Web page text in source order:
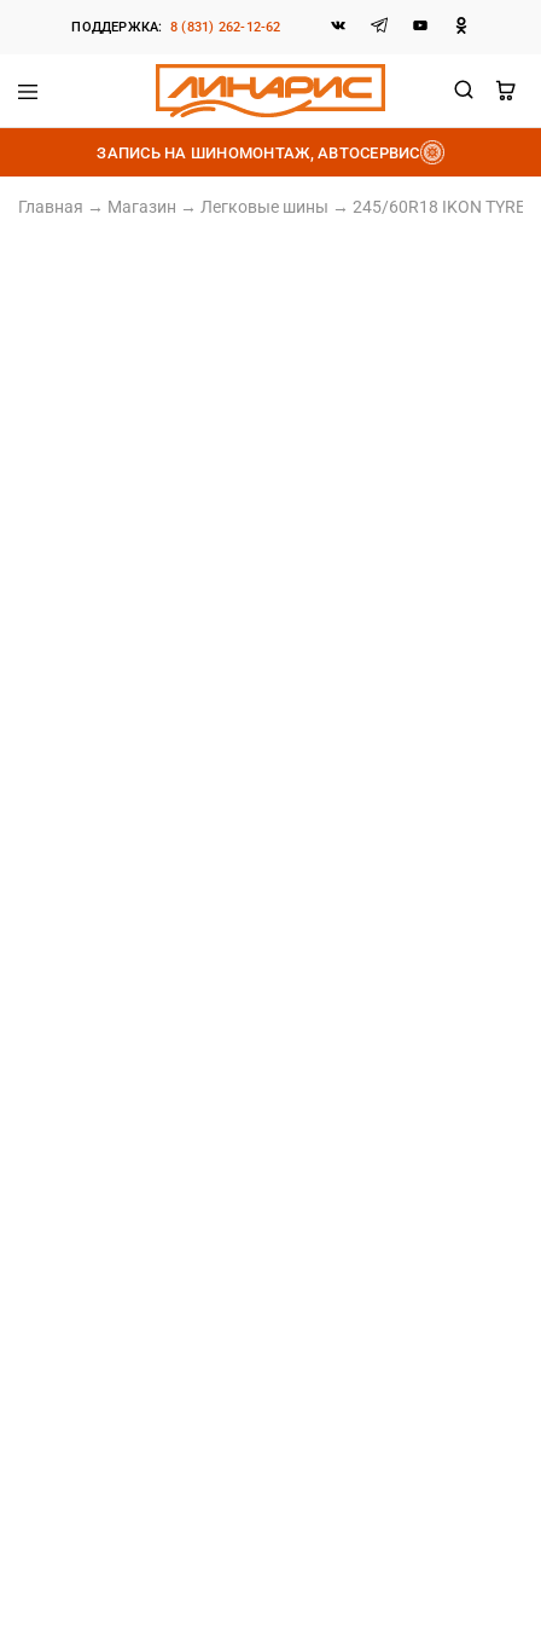
ПОДДЕРЖКА: 8 (831) 262-12-62
Линарис
Продажа
шин,
дисков
и
аккумуляторов
ЗАПИСЬ НА ШИНОМОНТАЖ, АВТОСЕРВИС
Главная → Магазин → Легковые шины → 245/60R18 IKON